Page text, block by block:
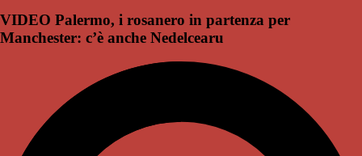
VIDEO Palermo, i rosanero in partenza per
Manchester: c’è anche Nedelcearu